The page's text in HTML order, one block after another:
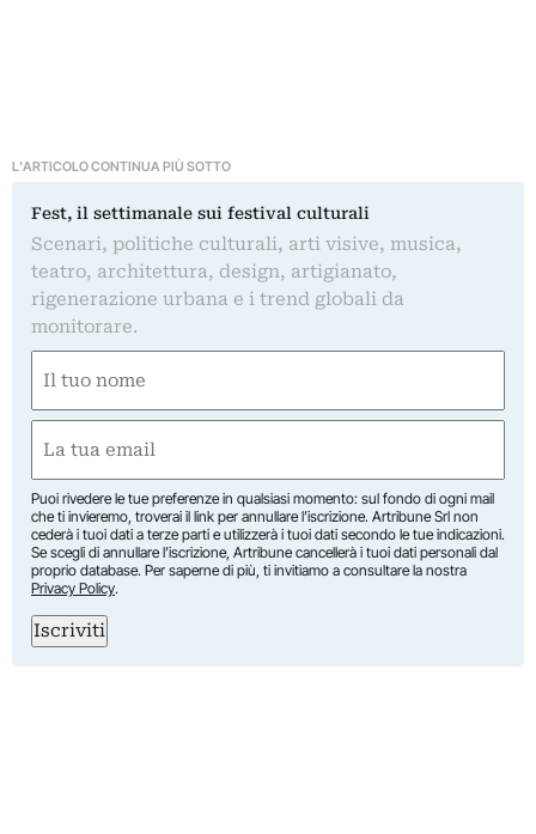
L'ARTICOLO CONTINUA PIÙ SOTTO
Fest, il settimanale sui festival culturali
Scenari, politiche culturali, arti visive, musica,
teatro, architettura, design, artigianato,
rigenerazione urbana e i trend globali da
monitorare.
(Obbligatorio)
Nome
(Obbligatorio)
Puoi rivedere le tue preferenze in qualsiasi momento: sul fondo di ogni mail
che ti invieremo, troverai il link per annullare l’iscrizione. Artribune Srl non
cederà i tuoi dati a terze parti e utilizzerà i tuoi dati secondo le tue indicazioni.
Se scegli di annullare l’iscrizione, Artribune cancellerà i tuoi dati personali dal
proprio database. Per saperne di più, ti invitiamo a consultare la nostra
Privacy Policy.
Iscriviti